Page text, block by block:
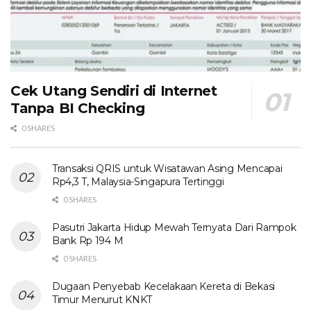
Cek Utang Sendiri di Internet
Tanpa BI Checking
0 SHARES
Transaksi QRIS untuk Wisatawan Asing Mencapai
Rp4,3 T, Malaysia-Singapura Tertinggi
0 SHARES
Pasutri Jakarta Hidup Mewah Ternyata Dari Rampok
Bank Rp 194 M
0 SHARES
Dugaan Penyebab Kecelakaan Kereta di Bekasi
Timur Menurut KNKT